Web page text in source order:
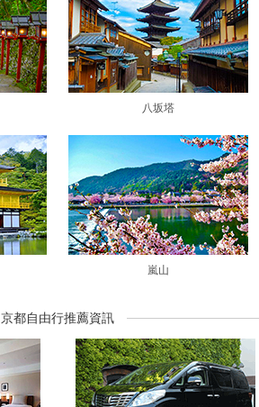
八坂塔
嵐山
京都自由行推薦資訊